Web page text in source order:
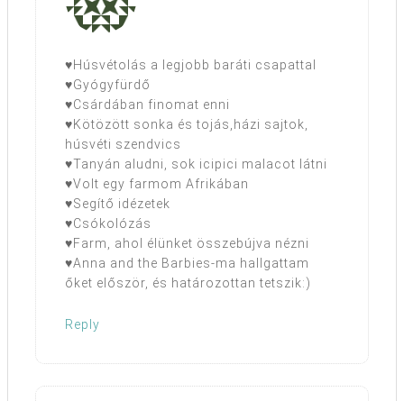
♥Húsvétolás a legjobb baráti csapattal
♥Gyógyfürdő
♥Csárdában finomat enni
♥Kötözött sonka és tojás,házi sajtok,
húsvéti szendvics
♥Tanyán aludni, sok icipici malacot látni
♥Volt egy farmom Afrikában
♥Segítő idézetek
♥Csókolózás
♥Farm, ahol élünket összebújva nézni
♥Anna and the Barbies-ma hallgattam
őket először, és határozottan tetszik:)
Reply